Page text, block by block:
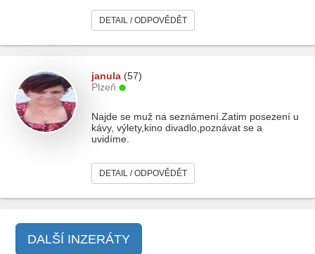
DETAIL / ODPOVĚDĚT
janula (57)
Plzeň
Najde se muž na seznámení.Zatim posezení u
kávy, výlety,kino divadlo,poznávat se a
uvidíme.
DETAIL / ODPOVĚDĚT
DALŠÍ INZERÁTY